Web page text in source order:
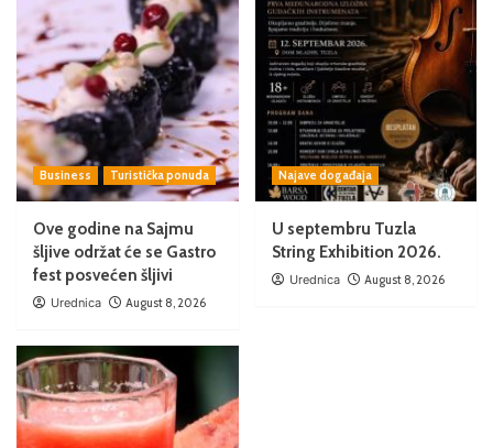
Business Turistička ponuda
Ove godine na Sajmu
šljive održat će se Gastro
fest posvećen šljivi
Urednica August 8, 2026
Najave događaja
U septembru Tuzla
String Exhibition 2026.
Urednica August 8, 2026